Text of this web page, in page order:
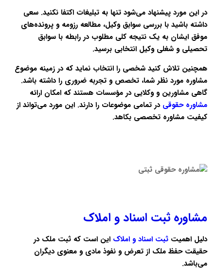
در این مورد پیشنهاد می‌شود تنها به تبلیغات اکتفا نکنید. سعی
داشته باشید با بررسی سوابق وکیل، مطالعه رزومه و پرونده‌های
موفق ایشان به یک نتیجه کلی مطلوب در رابطه با سوابق
تحصیلی و شغلی وکیل انتخابی برسید.
همچنین تلاش کنید شخصی را انتخاب نماید که در زمینه موضوع
مشاوره مورد نظر شما، تخصص و تجربه ضروری را داشته باشد.
گاهی مشاورین و وکلایی در مؤسسات هستند که امکان ارائه
مشاوره حقوقی در تمامی موضوعات را دارند. این مورد می‌تواند از
کیفیت مشاوره تخصصی بکاهد.
مشاوره ثبت اسناد و املاک
دلیل اهمیتثبت اسناد و املاک این است که ثبت ملک در
حقیقت حفظ ملک از تعرض و نفوذ مادی و معنوی دیگران
می‌باشد.